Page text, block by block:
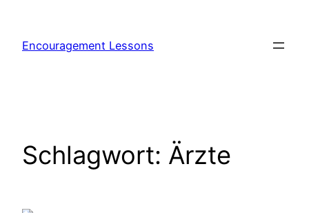
springen
Encouragement Lessons
Schlagwort: Ärzte